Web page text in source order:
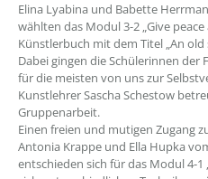
Elina Lyabina und Babette
wählten das Modul 3-2 „Give
Künstlerbuch mit dem Titel „An old
Dabei gingen die Schülerinnen der
für die meisten von uns zur
Kunstlehrer Sascha Schestow
Gruppenarbeit.
Einen freien und mutigen Zugang
Antonia Krappe und Ella Hupka
entschieden sich für das Modul 4-